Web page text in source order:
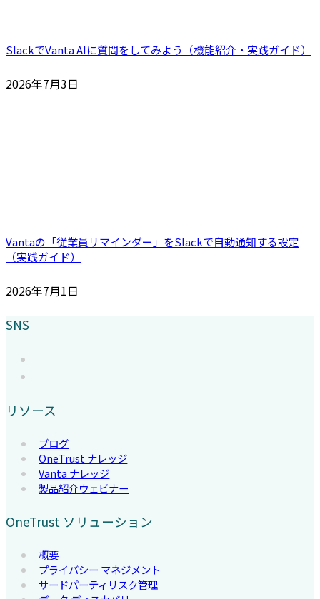
SlackでVanta AIに質問をしてみよう（機能紹介・実践ガイド）
2026年7月3日
Vantaの「従業員リマインダー」をSlackで自動通知する設定
（実践ガイド）
2026年7月1日
SNS
リソース
ブログ
OneTrust ナレッジ
Vanta ナレッジ
製品紹介ウェビナー
OneTrust ソリューション
概要
プライバシー マネジメント
サードパーティリスク管理